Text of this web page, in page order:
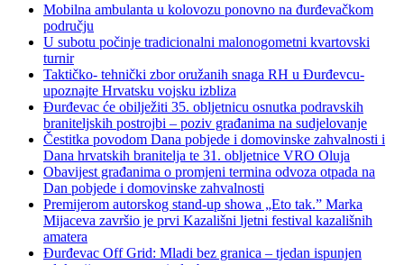
Mobilna ambulanta u kolovozu ponovno na đurđevačkom
području
U subotu počinje tradicionalni malonogometni kvartovski
turnir
Taktičko- tehnički zbor oružanih snaga RH u Đurđevcu-
upoznajte Hrvatsku vojsku izbliza
Đurđevac će obilježiti 35. obljetnicu osnutka podravskih
braniteljskih postrojbi – poziv građanima na sudjelovanje
Čestitka povodom Dana pobjede i domovinske zahvalnosti i
Dana hrvatskih branitelja te 31. obljetnice VRO Oluja
Obavijest građanima o promjeni termina odvoza otpada na
Dan pobjede i domovinske zahvalnosti
Premijerom autorskog stand-up showa „Eto tak.” Marka
Mijaceva završio je prvi Kazališni ljetni festival kazališnih
amatera
Đurđevac Off Grid: Mladi bez granica – tjedan ispunjen